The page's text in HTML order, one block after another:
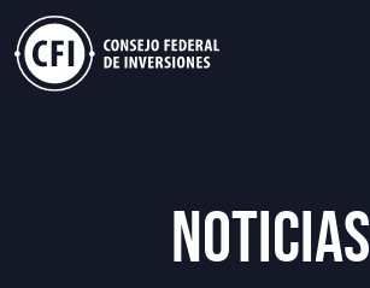
NOTICIAS